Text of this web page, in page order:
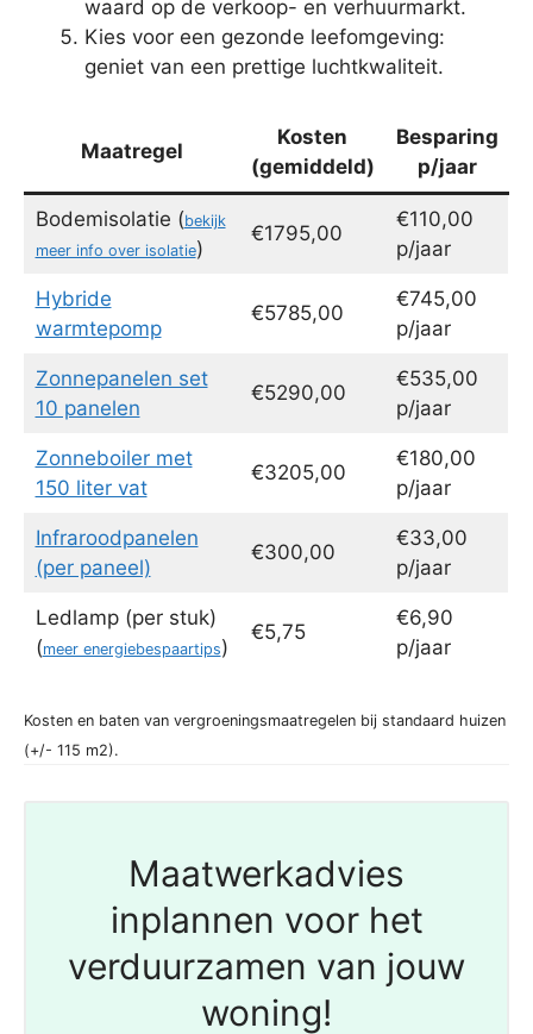
waard op de verkoop- en verhuurmarkt.
Kies voor een gezonde leefomgeving:
geniet van een prettige luchtkwaliteit.
Maatregel
Kosten
(gemiddeld)
Besparing
p/jaar
Bodemisolatie (bekijk
meer info over isolatie)
€1795,00
€110,00
p/jaar
Hybride
warmtepomp
€5785,00
€745,00
p/jaar
Zonnepanelen set
10 panelen
€5290,00
€535,00
p/jaar
Zonneboiler met
150 liter vat
€3205,00
€180,00
p/jaar
Infraroodpanelen
(per paneel)
€300,00
€33,00
p/jaar
Ledlamp (per stuk)
(meer energiebespaartips)
€5,75
€6,90
p/jaar
Kosten en baten van vergroeningsmaatregelen bij standaard huizen
(+/- 115 m2).
Maatwerkadvies
inplannen voor het
verduurzamen van jouw
woning!